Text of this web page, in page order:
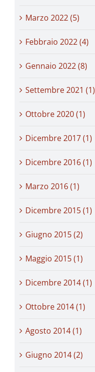
Marzo 2022 (5)
Febbraio 2022 (4)
Gennaio 2022 (8)
Settembre 2021 (1)
Ottobre 2020 (1)
Dicembre 2017 (1)
Dicembre 2016 (1)
Marzo 2016 (1)
Dicembre 2015 (1)
Giugno 2015 (2)
Maggio 2015 (1)
Dicembre 2014 (1)
Ottobre 2014 (1)
Agosto 2014 (1)
Giugno 2014 (2)